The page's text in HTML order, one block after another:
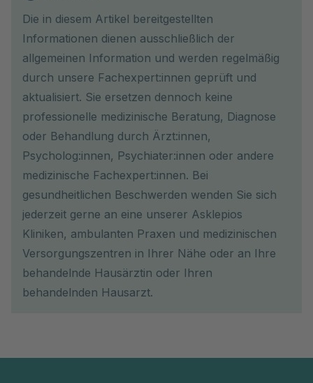
Die in diesem Artikel bereitgestellten
Informationen dienen ausschließlich der
allgemeinen Information und werden regelmäßig
durch unsere Fachexpert:innen geprüft und
aktualisiert. Sie ersetzen dennoch keine
professionelle medizinische Beratung, Diagnose
oder Behandlung durch Ärzt:innen,
Psycholog:innen, Psychiater:innen oder andere
medizinische Fachexpert:innen. Bei
gesundheitlichen Beschwerden wenden Sie sich
jederzeit gerne an eine unserer Asklepios
Kliniken, ambulanten Praxen und medizinischen
Versorgungszentren in Ihrer Nähe oder an Ihre
behandelnde Hausärztin oder Ihren
behandelnden Hausarzt.